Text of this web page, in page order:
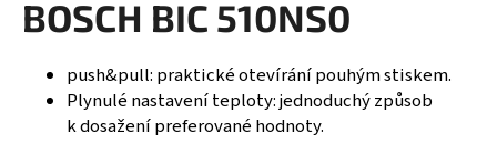
BOSCH BIC 510NS0
push&pull: praktické otevírání pouhým stiskem.
Plynulé nastavení teploty: jednoduchý způsob
k dosažení preferované hodnoty.
a